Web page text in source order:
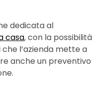
dedicata al
casa, con la possibilità
l’azienda mette a
anche un preventivo